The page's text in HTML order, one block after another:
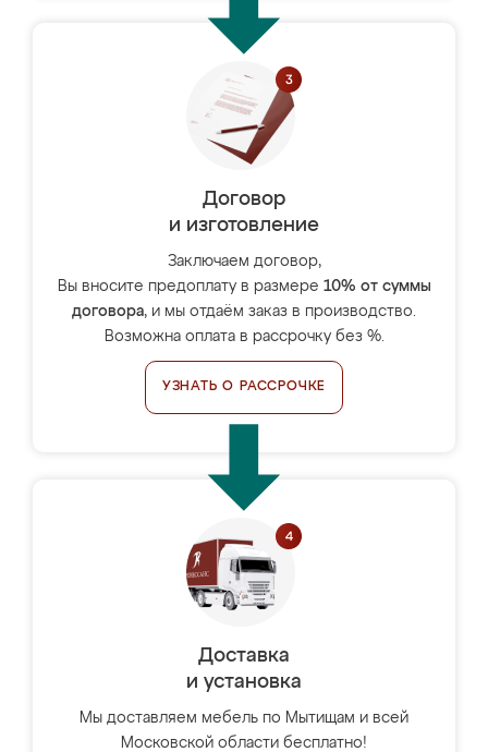
Договор
и изготовление
Заключаем договор,
Вы вносите предоплату в размере 10% от суммы
договора, и мы отдаём заказ в производство.
Возможна оплата в рассрочку без %.
УЗНАТЬ О РАССРОЧКЕ
Доставка
и установка
Мы доставляем мебель по Мытищам и всей
Московской области бесплатно!